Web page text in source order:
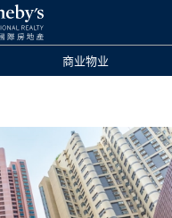
商业物业